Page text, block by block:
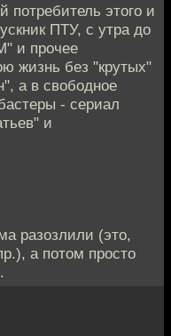
этого и
ПТУ, с утра до
и прочее
жизнь без "крутых"
а в свободное
- сериал
и
разозлили (это,
а потом просто